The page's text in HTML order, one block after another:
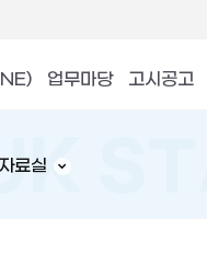
업무마당 고시공고
료실